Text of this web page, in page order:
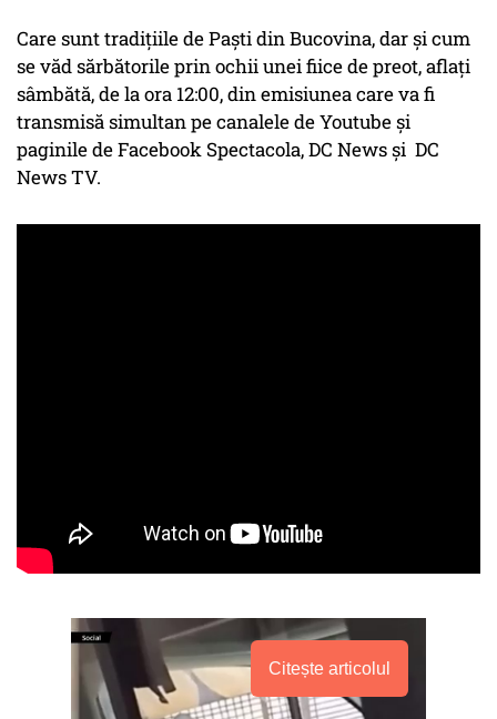
Care sunt tradițiile de Paști din Bucovina, dar și cum
se văd sărbătorile prin ochii unei fiice de preot, aflați
sâmbătă, de la ora 12:00, din emisiunea care va fi
transmisă simultan pe canalele de Youtube și
paginile de Facebook Spectacola, DC News și DC
News TV.
Citește articolul